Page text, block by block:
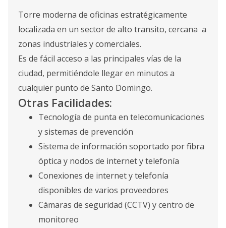
Torre moderna de oficinas estratégicamente
localizada en un sector de alto transito, cercana a
zonas industriales y comerciales.
Es de fácil acceso a las principales vías de la
ciudad, permitiéndole llegar en minutos a
cualquier punto de Santo Domingo.
Otras Facilidades:
Tecnología de punta en telecomunicaciones
y sistemas de prevención
Sistema de información soportado por fibra
óptica y nodos de internet y telefonía
Conexiones de internet y telefonía
disponibles de varios proveedores
Cámaras de seguridad (CCTV) y centro de
monitoreo